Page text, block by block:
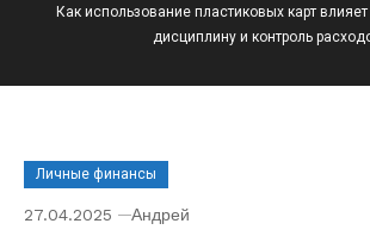
Как использование пластиковых карт
дисциплину и контроль
Личные финансы
27.04.2025 Андрей